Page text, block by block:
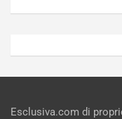
Esclusiva.com di